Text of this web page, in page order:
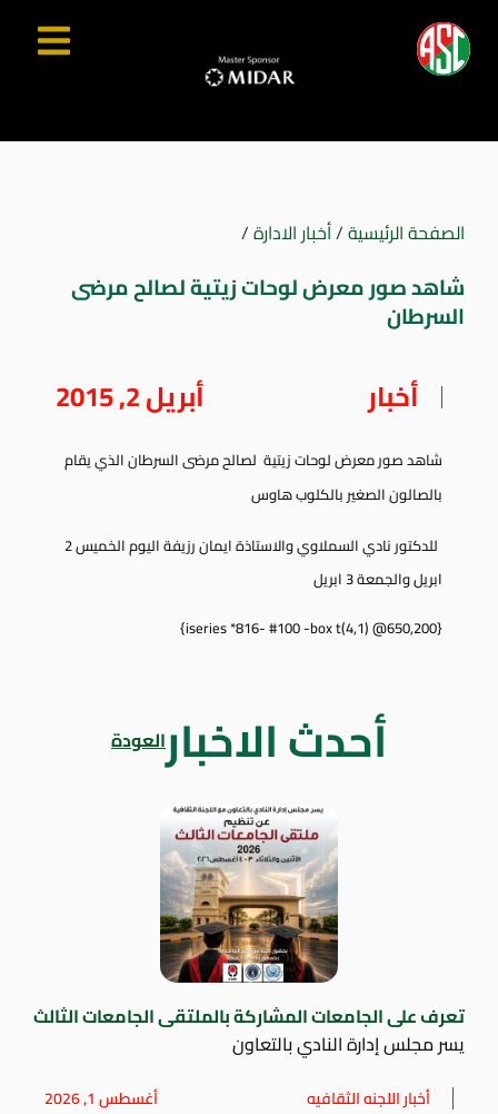
الصفحة الرئيسية/أخبار الادارة/
شاهد صور معرض لوحات زيتية لصالح مرضى
السرطان
أخبار أبريل 2, 2015
شاهد صور معرض لوحات زيتية لصالح مرضى السرطان الذي يقام
بالصالون الصغير بالكلوب هاوس
للدكتور نادي السملاوي والاستاذة ايمان رزيفة اليوم الخميس 2
ابريل والجمعة 3 ابريل
{iseries *816- #100 -box t(4,1) @650,200}
أحدث الاخبارالعودة
تعرف على الجامعات المشاركة بالملتقى الجامعات الثالث
يسر مجلس إدارة النادي بالتعاون
أخبار اللجنه الثقافيه أغسطس 1, 2026